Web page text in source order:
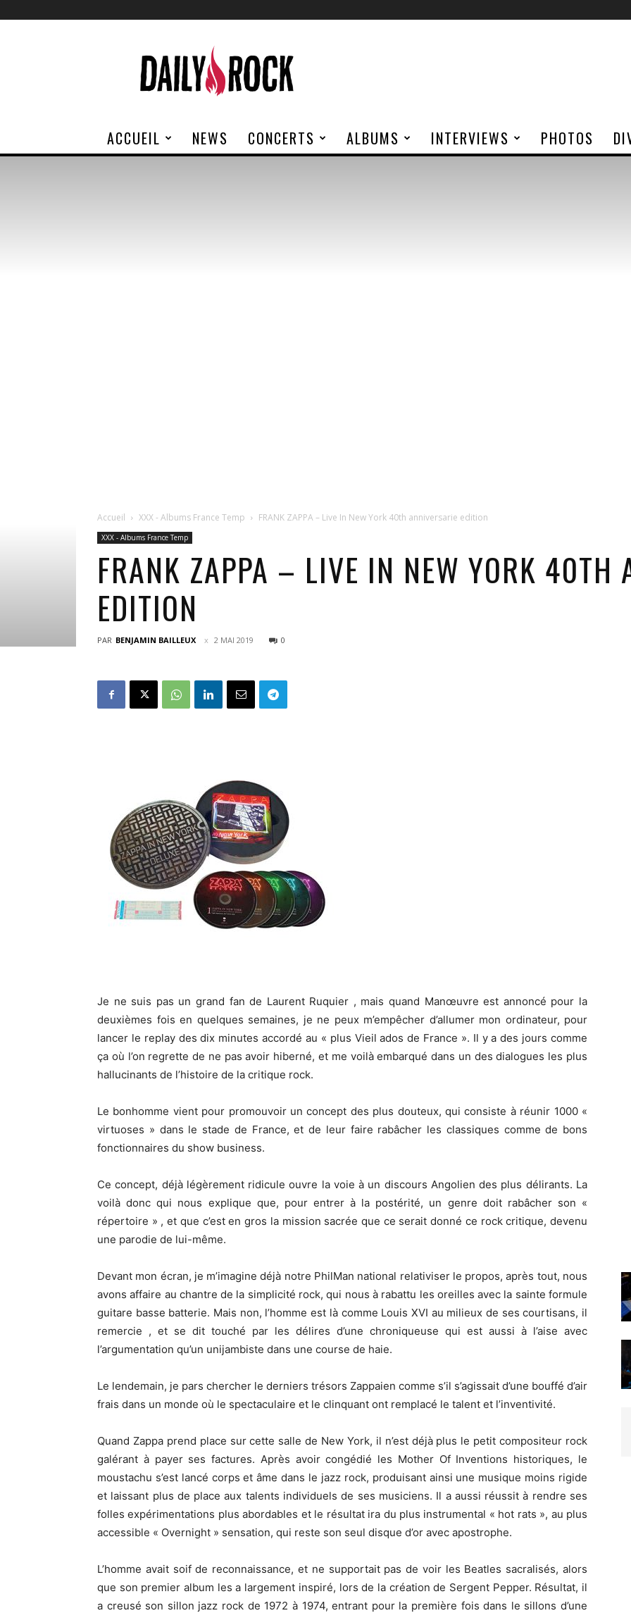
Rock
ACCUEIL NEWS CONCERTS ALBUMS INTERVIEWS PHOTOS
Accueil XXX - Albums France Temp FRANK ZAPPA – Live In New York 40th anniversarie edition
XXX - Albums France Temp
FRANK ZAPPA – LIVE IN NEW YORK 40TH
EDITION
PAR BENJAMIN BAILLEUX 2 MAI 2019 0
Je ne suis pas un grand fan de Laurent Ruquier , mais quand Manœuvre est annoncé pour la
deuxièmes fois en quelques semaines, je ne peux m’empêcher d’allumer mon ordinateur, pour
lancer le replay des dix minutes accordé au « plus Vieil ados de France ». Il y a des jours comme
ça où l’on regrette de ne pas avoir hiberné, et me voilà embarqué dans un des dialogues les plus
hallucinants de l’histoire de la critique rock.
Le bonhomme vient pour promouvoir un concept des plus douteux, qui consiste à réunir 1000 «
virtuoses » dans le stade de France, et de leur faire rabâcher les classiques comme de bons
fonctionnaires du show business.
Ce concept, déjà légèrement ridicule ouvre la voie à un discours Angolien des plus délirants. La
voilà donc qui nous explique que, pour entrer à la postérité, un genre doit rabâcher son «
répertoire » , et que c’est en gros la mission sacrée que ce serait donné ce rock critique, devenu
une parodie de lui-même.
Devant mon écran, je m’imagine déjà notre PhilMan national relativiser le propos, après tout, nous
avons affaire au chantre de la simplicité rock, qui nous à rabattu les oreilles avec la sainte formule
guitare basse batterie. Mais non, l’homme est là comme Louis XVI au milieux de ses courtisans, il
remercie , et se dit touché par les délires d’une chroniqueuse qui est aussi à l’aise avec
l’argumentation qu’un unijambiste dans une course de haie.
Le lendemain, je pars chercher le derniers trésors Zappaien comme s’il s’agissait d’une bouffé d’air
frais dans un monde où le spectaculaire et le clinquant ont remplacé le talent et l’inventivité.
Quand Zappa prend place sur cette salle de New York, il n’est déjà plus le petit compositeur rock
galérant à payer ses factures. Après avoir congédié les Mother Of Inventions historiques, le
moustachu s’est lancé corps et âme dans le jazz rock, produisant ainsi une musique moins rigide
et laissant plus de place aux talents individuels de ses musiciens. Il a aussi réussit à rendre ses
folles expérimentations plus abordables et le résultat ira du plus instrumental « hot rats », au plus
accessible « Overnight » sensation, qui reste son seul disque d’or avec apostrophe.
L’homme avait soif de reconnaissance, et ne supportait pas de voir les Beatles sacralisés, alors
que son premier album les a largement inspiré, lors de la création de Sergent Pepper. Résultat, il
a creusé son sillon jazz rock de 1972 à 1974, entrant pour la première fois dans le sillons d’une